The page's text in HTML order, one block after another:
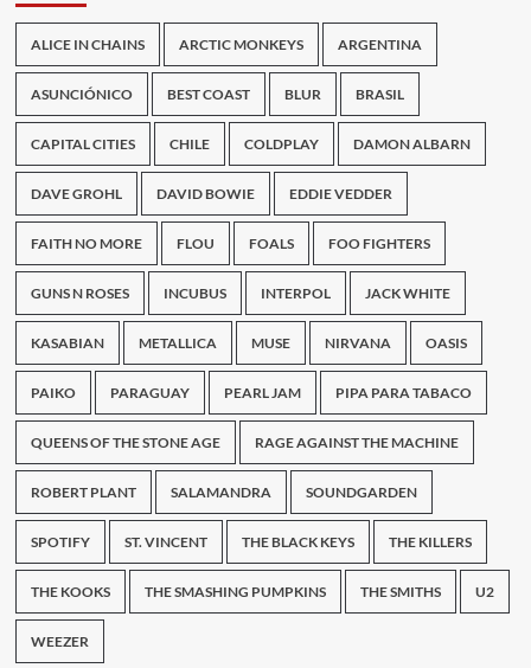
ALICE IN CHAINS ARCTIC MONKEYS ARGENTINA
ASUNCIÓNICO BEST COAST BLUR BRASIL
CAPITAL CITIES CHILE COLDPLAY DAMON ALBARN
DAVE GROHL DAVID BOWIE EDDIE VEDDER
FAITH NO MORE FLOU FOALS FOO FIGHTERS
GUNS N ROSES INCUBUS INTERPOL JACK WHITE
KASABIAN METALLICA MUSE NIRVANA OASIS
PAIKO PARAGUAY PEARL JAM PIPA PARA TABACO
QUEENS OF THE STONE AGE RAGE AGAINST THE MACHINE
ROBERT PLANT SALAMANDRA SOUNDGARDEN
SPOTIFY ST. VINCENT THE BLACK KEYS THE KILLERS
THE KOOKS THE SMASHING PUMPKINS THE SMITHS U2
WEEZER